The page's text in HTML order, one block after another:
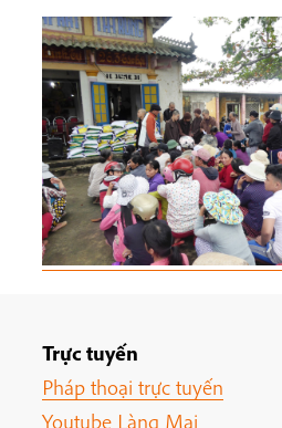
Trực tuyến
Pháp thoại trực tuyến
Youtube Làng Mai